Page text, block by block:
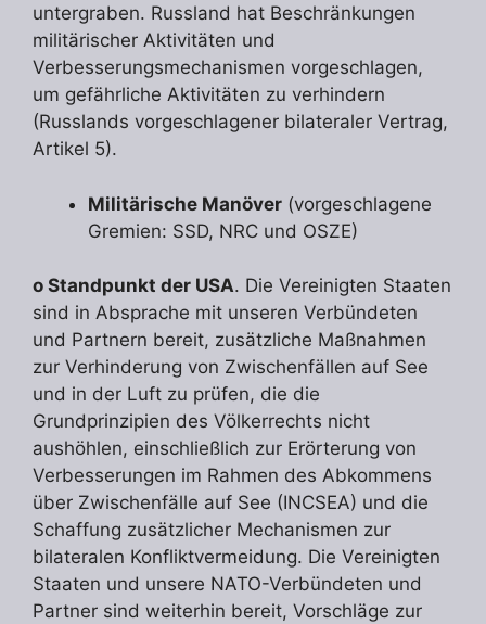
untergraben. Russland hat Beschränkungen
militärischer Aktivitäten und
Verbesserungsmechanismen vorgeschlagen,
um gefährliche Aktivitäten zu verhindern
(Russlands vorgeschlagener bilateraler Vertrag,
Artikel 5).
Militärische Manöver (vorgeschlagene
Gremien: SSD, NRC und OSZE)
o Standpunkt der USA. Die Vereinigten Staaten
sind in Absprache mit unseren Verbündeten
und Partnern bereit, zusätzliche Maßnahmen
zur Verhinderung von Zwischenfällen auf See
und in der Luft zu prüfen, die die
Grundprinzipien des Völkerrechts nicht
aushöhlen, einschließlich zur Erörterung von
Verbesserungen im Rahmen des Abkommens
über Zwischenfälle auf See (INCSEA) und die
Schaffung zusätzlicher Mechanismen zur
bilateralen Konfliktvermeidung. Die Vereinigten
Staaten und unsere NATO-Verbündeten und
Partner sind weiterhin bereit, Vorschläge zur